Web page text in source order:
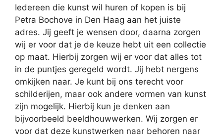
Iedereen die kunst wil huren of kopen is bij
Petra Bochove in Den Haag aan het juiste
adres. Jij geeft je wensen door, daarna zorgen
wij er voor dat je de keuze hebt uit een collectie
op maat. Hierbij zorgen wij er voor dat alles tot
in de puntjes geregeld wordt. Jij hebt nergens
omkijken naar. Je kunt bij ons terecht voor
schilderijen, maar ook andere vormen van kunst
zijn mogelijk. Hierbij kun je denken aan
bijvoorbeeld beeldhouwwerken. Wij zorgen er
voor dat deze kunstwerken naar behoren naar